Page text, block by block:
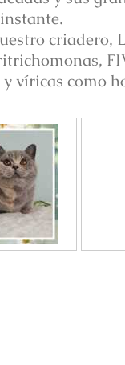
criadero,
víricas como